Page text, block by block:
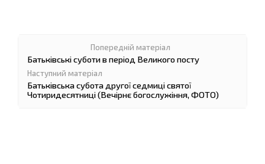
Батьківські суботи в період Великого посту
Батьківська субота другої седмиці святої
Чотиридесятниці (Вечірнє богослужіння, ФОТО)